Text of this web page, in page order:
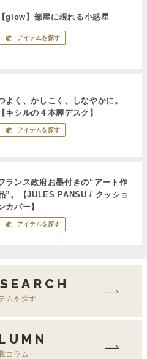
【glow】部屋に現れる小惑星
アイテムを探す
よく、かしこく、しなやかに。
【キシルの４本脚デスク】
アイテムを探す
ランス政府お墨付きの“アート作
”。【JULES PANSU / クッショ
カバー】
アイテムを探す
ムを探す
コラム